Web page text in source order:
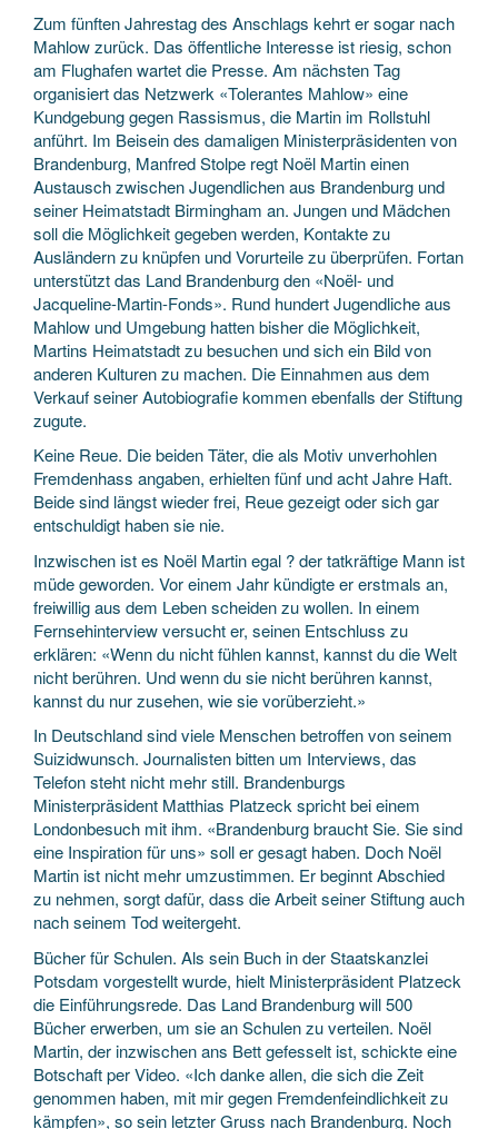
Zum fünften Jahrestag des Anschlags kehrt er sogar nach
Mahlow zurück. Das öffentliche Interesse ist riesig, schon
am Flughafen wartet die Presse. Am nächsten Tag
organisiert das Netzwerk «Tolerantes Mahlow» eine
Kundgebung gegen Rassismus, die Martin im Rollstuhl
anführt. Im Beisein des damaligen Ministerpräsidenten von
Brandenburg, Manfred Stolpe regt Noël Martin einen
Austausch zwischen Jugendlichen aus Brandenburg und
seiner Heimatstadt Birmingham an. Jungen und Mädchen
soll die Möglichkeit gegeben werden, Kontakte zu
Ausländern zu knüpfen und Vorurteile zu überprüfen. Fortan
unterstützt das Land Brandenburg den «Noël- und
Jacqueline-Martin-Fonds». Rund hundert Jugendliche aus
Mahlow und Umgebung hatten bisher die Möglichkeit,
Martins Heimatstadt zu besuchen und sich ein Bild von
anderen Kulturen zu machen. Die Einnahmen aus dem
Verkauf seiner Autobiografie kommen ebenfalls der Stiftung
zugute.
Keine Reue. Die beiden Täter, die als Motiv unverhohlen
Fremdenhass angaben, erhielten fünf und acht Jahre Haft.
Beide sind längst wieder frei, Reue gezeigt oder sich gar
entschuldigt haben sie nie.
Inzwischen ist es Noël Martin egal ? der tatkräftige Mann ist
müde geworden. Vor einem Jahr kündigte er erstmals an,
freiwillig aus dem Leben scheiden zu wollen. In einem
Fernsehinterview versucht er, seinen Entschluss zu
erklären: «Wenn du nicht fühlen kannst, kannst du die Welt
nicht berühren. Und wenn du sie nicht berühren kannst,
kannst du nur zusehen, wie sie vorüberzieht.»
In Deutschland sind viele Menschen betroffen von seinem
Suizidwunsch. Journalisten bitten um Interviews, das
Telefon steht nicht mehr still. Brandenburgs
Ministerpräsident Matthias Platzeck spricht bei einem
Londonbesuch mit ihm. «Brandenburg braucht Sie. Sie sind
eine Inspiration für uns» soll er gesagt haben. Doch Noël
Martin ist nicht mehr umzustimmen. Er beginnt Abschied
zu nehmen, sorgt dafür, dass die Arbeit seiner Stiftung auch
nach seinem Tod weitergeht.
Bücher für Schulen. Als sein Buch in der Staatskanzlei
Potsdam vorgestellt wurde, hielt Ministerpräsident Platzeck
die Einführungsrede. Das Land Brandenburg will 500
Bücher erwerben, um sie an Schulen zu verteilen. Noël
Martin, der inzwischen ans Bett gefesselt ist, schickte eine
Botschaft per Video. «Ich danke allen, die sich die Zeit
genommen haben, mit mir gegen Fremdenfeindlichkeit zu
kämpfen», so sein letzter Gruss nach Brandenburg. Noch